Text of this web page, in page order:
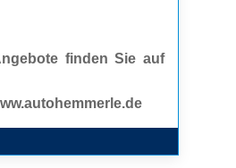
finden Sie auf